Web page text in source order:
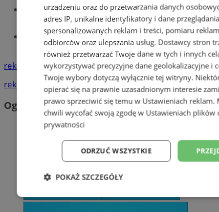
Wiadomości lokalne
Tworzenie stron www - Wodzisław
Śląski
reklama
reklama
Ogłoszenia
urządzeniu oraz do przetwarzania danych
adres IP, unikalne identyfikatory i dane
spersonalizowanych reklam i treści, pomiaru
odbiorców oraz ulepszania usług. Dostawcy stron
również przetwarzać Twoje dane w tych i innych
wykorzystywać precyzyjne dane geolokalizacyjne i
Twoje wybory dotyczą wyłącznie tej witryny.
opierać się na prawnie uzasadnionym interesie
prawo sprzeciwić się temu w Ustawieniach reklam.
chwili wycofać swoją zgodę w Ustawieniach plików
prywatności
ODRZUĆ WSZYSTKIE
POKAŻ SZCZEGÓŁY
Niezbędne Wydajność